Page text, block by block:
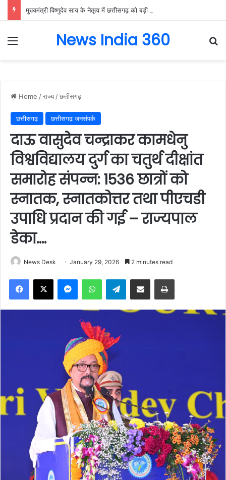
Menu News India 360
Home /राज्य /छत्तीसगढ़
छत्तीसगढ़ छत्तीसगढ़ जनसंपर्क
दाऊ वासुदेव चन्द्राकर कामधेनु
विश्वविद्यालय दुर्ग का चतुर्थ दीक्षांत
समारोह संपन्न: 1536 छात्रों को
स्नातक, स्नातकोत्तर तथा पीएचडी
उपाधि प्रदान की गई – राज्यपाल
डेका….
News Desk January 29, 2026 2 minutes read
Facebook
X MessengerWhatsAppTelegramShare via Email Print